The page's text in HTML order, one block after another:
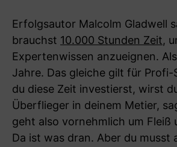
Erfolgsautor Malcolm Gladwell
brauchst 10.000 Stunden Zeit,
Expertenwissen anzueignen.
Jahre. Das gleiche gilt für Profi-
du diese Zeit investierst, wirst
Überflieger in deinem Metier,
geht also vornehmlich um Fleiß
Da ist was dran. Aber du musst